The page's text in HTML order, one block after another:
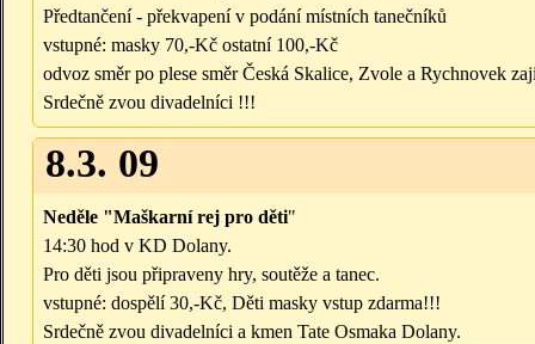
Předtančení - překvapení v podání místních tanečníků
vstupné: masky 70,-Kč ostatní 100,-Kč
odvoz směr po plese směr Česká Skalice, Zvole a Rychnovek
Srdečně zvou divadelníci !!!
8.3. 09
Neděle "Maškarní rej pro děti"
14:30 hod v KD Dolany.
Pro děti jsou připraveny hry, soutěže a tanec.
vstupné: dospělí 30,-Kč, Děti masky vstup zdarma!!!
Srdečně zvou divadelníci a kmen Tate Osmaka Dolany.